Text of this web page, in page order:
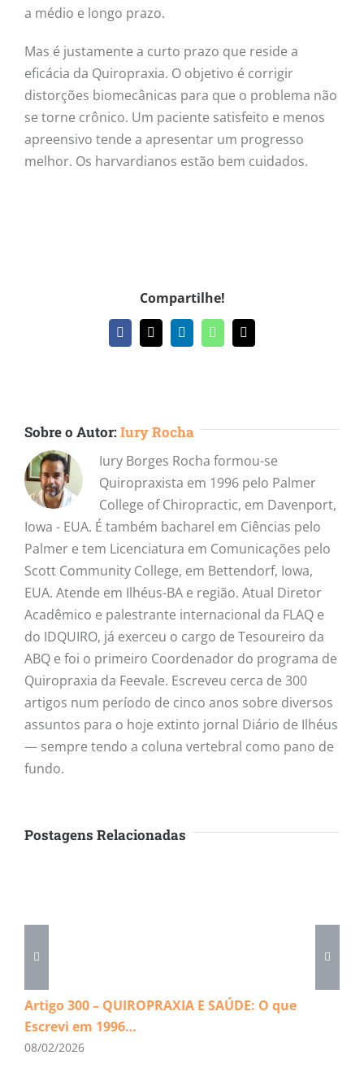
a médio e longo prazo.
Mas é justamente a curto prazo que reside a
eficácia da Quiropraxia. O objetivo é corrigir
distorções biomecânicas para que o problema não
se torne crônico. Um paciente satisfeito e menos
apreensivo tende a apresentar um progresso
melhor. Os harvardianos estão bem cuidados.
Compartilhe!
Facebook
X LinkedInWhatsApp
E-
mail
Sobre o Autor:Iury Rocha
Iury Borges Rocha formou-se
Quiropraxista em 1996 pelo Palmer
College of Chiropractic, em Davenport,
Iowa - EUA. É também bacharel em Ciências pelo
Palmer e tem Licenciatura em Comunicações pelo
Scott Community College, em Bettendorf, Iowa,
EUA. Atende em Ilhéus-BA e região. Atual Diretor
Acadêmico e palestrante internacional da FLAQ e
do IDQUIRO, já exerceu o cargo de Tesoureiro da
ABQ e foi o primeiro Coordenador do programa de
Quiropraxia da Feevale. Escreveu cerca de 300
artigos num período de cinco anos sobre diversos
assuntos para o hoje extinto jornal Diário de Ilhéus
— sempre tendo a coluna vertebral como pano de
fundo.
Postagens Relacionadas
Artigo 300 – QUIROPRAXIA E SAÚDE: O que
Escrevi em 1996…
08/02/2026